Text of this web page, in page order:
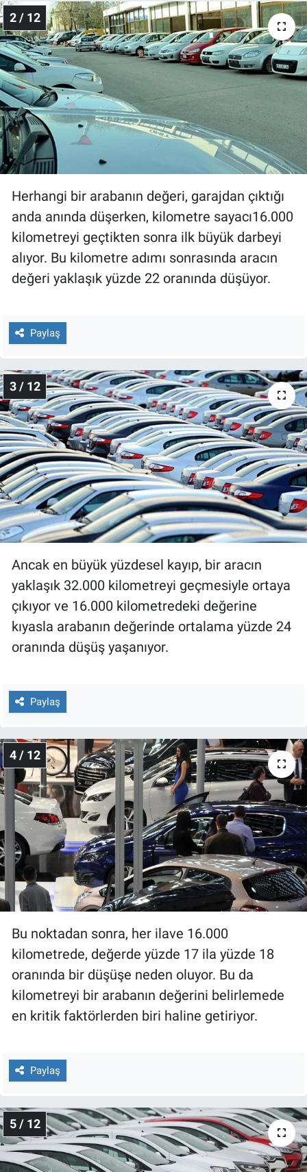
2 / 12
Herhangi bir arabanın değeri, garajdan çıktığı
anda anında düşerken, kilometre sayacı16.000
kilometreyi geçtikten sonra ilk büyük darbeyi
alıyor. Bu kilometre adımı sonrasında aracın
değeri yaklaşık yüzde 22 oranında düşüyor.
Paylaş
3 / 12
Ancak en büyük yüzdesel kayıp, bir aracın
yaklaşık 32.000 kilometreyi geçmesiyle ortaya
çıkıyor ve 16.000 kilometredeki değerine
kıyasla arabanın değerinde ortalama yüzde 24
oranında düşüş yaşanıyor.
Paylaş
4 / 12
Bu noktadan sonra, her ilave 16.000
kilometrede, değerde yüzde 17 ila yüzde 18
oranında bir düşüşe neden oluyor. Bu da
kilometreyi bir arabanın değerini belirlemede
en kritik faktörlerden biri haline getiriyor.
Paylaş
5 / 12
Programlar
Sağlık
Spor
Teknoloji
Türkiye'nin Geleceği
Türkiye'nin Gündemi
Yerel Gündem
Yerel Yaşam